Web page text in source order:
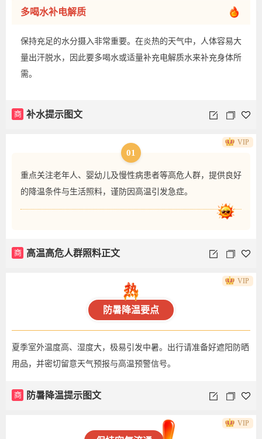
多喝水补电解质
保持充足的水分摄入非常重要。在炎热的天气中，人体容易大
量出汗脱水，因此要多喝水或适量补充电解质水来补充身体所
需。
商 补水提示图文
01
重点关注老年人、婴幼儿及慢性病患者等高危人群，提供良好
的降温条件与生活照料，谨防因高温引发急症。
商 高温高危人群照料正文
VIP
防暑降温要点
夏季室外温度高、湿度大，极易引发中暑。出行请准备好遮阳防晒
用品，并密切留意天气预报与高温预警信号。
商 防暑降温提示图文
VIP
VIP